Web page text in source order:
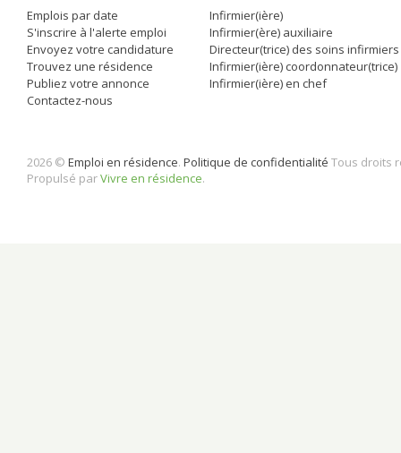
Emplois par date
S'inscrire à l'alerte emploi
Envoyez votre candidature
Trouvez une résidence
Publiez votre annonce
Contactez-nous
Infirmier(ière)
Infirmier(ère) auxiliaire
Directeur(trice) des soins infirmiers
Infirmier(ière) coordonnateur(trice)
Infirmier(ière) en chef
2026 © Emploi en résidence. Politique de confidentialité Tous droits
Propulsé parVivre en résidence.